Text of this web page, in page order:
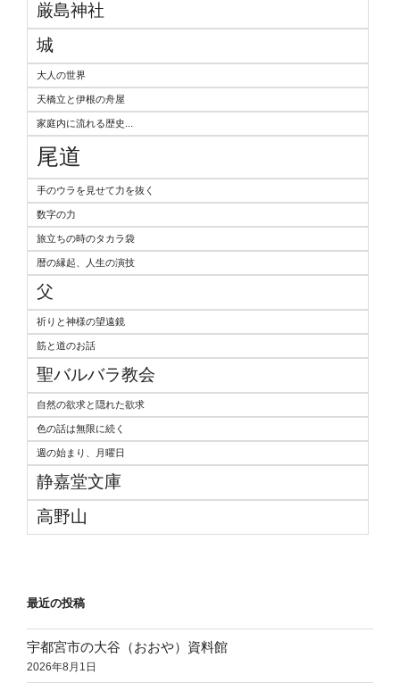
厳島神社
城
大人の世界
天橋立と伊根の舟屋
家庭内に流れる歴史...
尾道
手のウラを見せて力を抜く
数字の力
旅立ちの時のタカラ袋
暦の縁起、人生の演技
父
祈りと神様の望遠鏡
筋と道のお話
聖バルバラ教会
自然の欲求と隠れた欲求
色の話は無限に続く
週の始まり、月曜日
静嘉堂文庫
高野山
最近の投稿
宇都宮市の大谷（おおや）資料館
2026年8月1日